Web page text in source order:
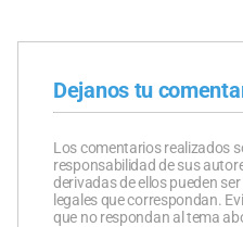
Dejanos tu
Los comentarios realizados
responsabilidad de sus
derivadas de ellos pueden
legales que correspondan.
que no respondan al tema